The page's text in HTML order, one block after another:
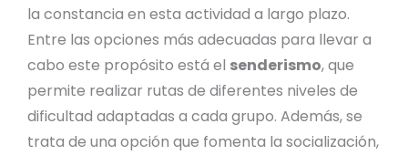
la constancia en esta actividad a largo plazo.
Entre las opciones más adecuadas para llevar a
cabo este propósito está el senderismo, que
permite realizar rutas de diferentes niveles de
dificultad adaptadas a cada grupo. Además, se
trata de una opción que fomenta la socialización,